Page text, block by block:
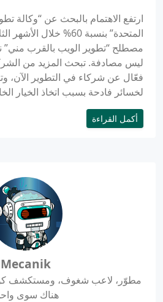
ارتفع الاهتمام بالبحث عن “وكالة
المتحدة” بنسبة 60% خلال
ليس مصادفة. تبحث المزيد من
فعّال عن شركاء في التطوير الآن،
لخسائر فادحة بسبب اتخاذ الخيار
أكمل القراءة
Mecanik
مطوّر، لاعب شغوف، ومستكشف
هناك سوى